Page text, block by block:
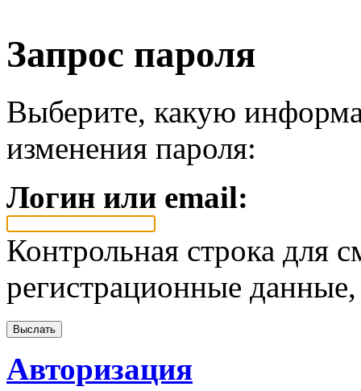
Запрос пароля
Выберите, какую
изменения пароля:
Логин или email:
Контрольная строка для
регистрационные
Авторизация